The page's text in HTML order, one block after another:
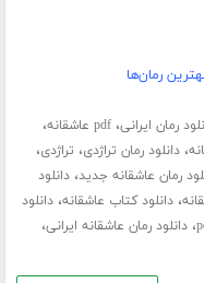
رمان‌ها
رمان ایرانی،pdf عاشقانه ،
،دانلود رمان تراژدی، تراژدی،
رمان عاشقانه جدید،دانلود
،دانلود کتاب عاشقانه،دانلود
،دانلود رمان عاشقانه ایرانی،